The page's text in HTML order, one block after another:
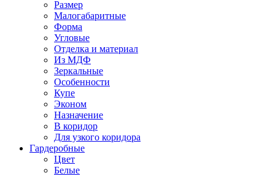
Размер
Малогабаритные
Форма
Угловые
Отделка и материал
Из МДФ
Зеркальные
Особенности
Купе
Эконом
Назначение
В коридор
Для узкого коридора
Гардеробные
Цвет
Белые